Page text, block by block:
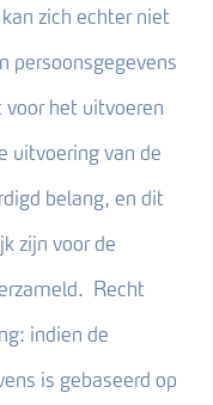
zich echter niet
persoonsgegevens
het uitvoeren
uitvoering van de
belang, en dit
zijn voor de
Recht
indien de
is gebaseerd op